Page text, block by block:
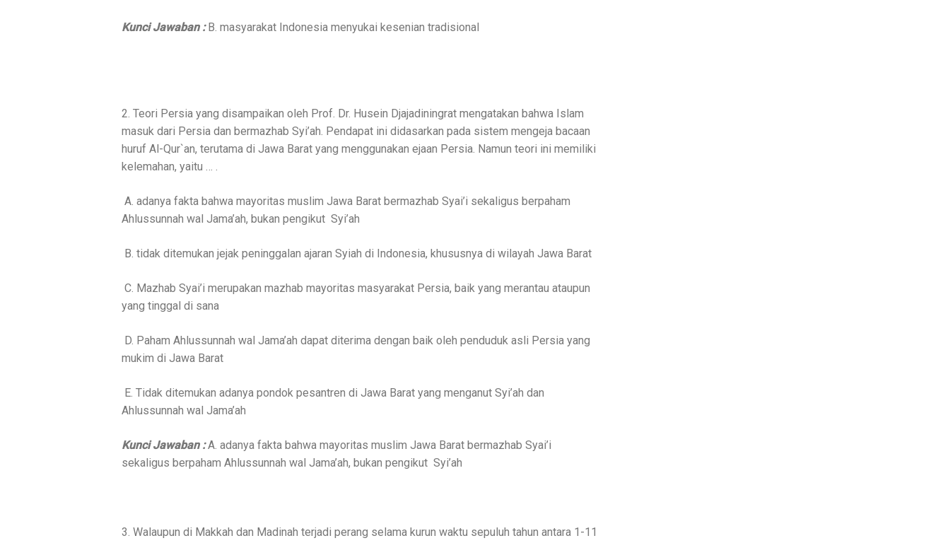
Kunci Jawaban :B. masyarakat Indonesia menyukai kesenian tradisional
2. Teori Persia yang disampaikan oleh Prof. Dr. Husein Djajadiningrat mengatakan bahwa Islam
masuk dari Persia dan bermazhab Syi’ah. Pendapat ini didasarkan pada sistem mengeja bacaan
huruf Al-Qur`an, terutama di Jawa Barat yang menggunakan ejaan Persia. Namun teori ini memiliki
kelemahan, yaitu … .
A. adanya fakta bahwa mayoritas muslim Jawa Barat bermazhab Syai’i sekaligus berpaham
Ahlussunnah wal Jama’ah, bukan pengikut Syi’ah
B. tidak ditemukan jejak peninggalan ajaran Syiah di Indonesia, khususnya di wilayah Jawa Barat
C. Mazhab Syai’i merupakan mazhab mayoritas masyarakat Persia, baik yang merantau ataupun
yang tinggal di sana
D. Paham Ahlussunnah wal Jama’ah dapat diterima dengan baik oleh penduduk asli Persia yang
mukim di Jawa Barat
E. Tidak ditemukan adanya pondok pesantren di Jawa Barat yang menganut Syi’ah dan
Ahlussunnah wal Jama’ah
Kunci Jawaban :A. adanya fakta bahwa mayoritas muslim Jawa Barat bermazhab Syai’i
sekaligus berpaham Ahlussunnah wal Jama’ah, bukan pengikut Syi’ah
3. Walaupun di Makkah dan Madinah terjadi perang selama kurun waktu sepuluh tahun antara 1-11